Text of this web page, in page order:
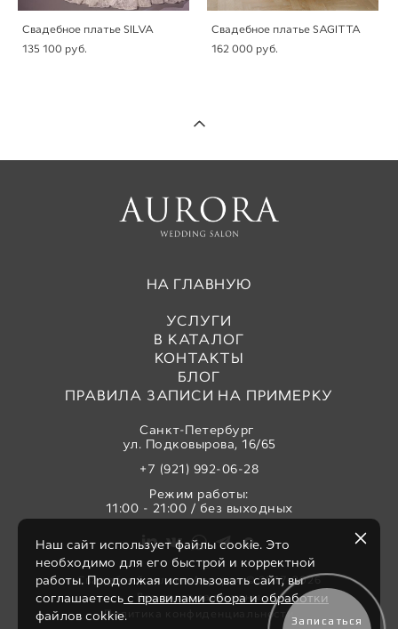
Свадебное платье SILVA
135 100 pуб.
Свадебное платье SAGITTA
162 000 pуб.
НА ГЛАВНУЮ
УСЛУГИ
В КАТАЛОГ
КОНТАКТЫ
БЛОГ
ПРАВИЛА ЗАПИСИ НА ПРИМЕРКУ
Санкт-Петербург
ул. Подковырова, 16/65
+7 (921) 992-06-28
Режим работы:
11:00 - 21:00 / без выходных
Свадебный салон «Аврора» © 2017-2026
Все права защищены
Политика конфиденциальности
Наш сайт использует файлы cookie. Это
необходимо для его быстрой и корректной
работы. Продолжая использовать сайт, вы
соглашаетесь с правилами сбора и обработки
файлов cokkie.
Записаться